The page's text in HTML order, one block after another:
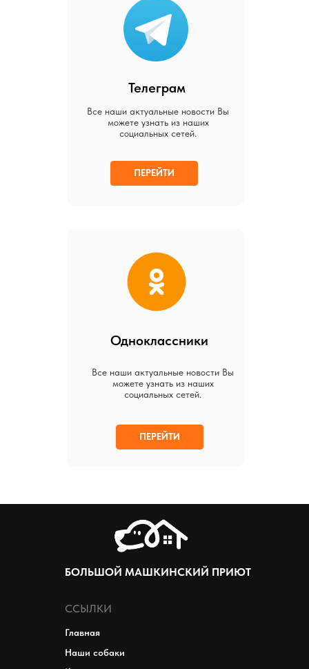
Телеграм
Все наши актуальные новости Вы
можете узнать из наших
социальных сетей.
ПЕРЕЙТИ
Одноклассники
Все наши актуальные новости Вы
можете узнать из наших
социальных сетей.
ПЕРЕЙТИ
БОЛЬШОЙ МАШКИНСКИЙ ПРИЮТ
Главная
ССЫЛКИ
Наши собаки